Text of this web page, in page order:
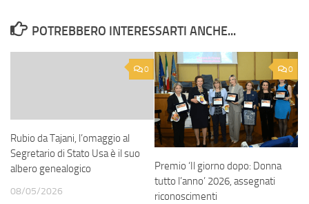
POTREBBERO INTERESSARTI ANCHE...
0
Rubio da Tajani, l’omaggio al
Segretario di Stato Usa è il suo
albero genealogico
08/05/2026
0
Premio ‘Il giorno dopo: Donna
tutto l’anno’ 2026, assegnati
riconoscimenti